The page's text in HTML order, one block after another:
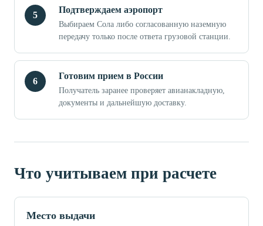
Подтверждаем аэропорт
Выбираем Сола либо согласованную наземную
передачу только после ответа грузовой станции.
Готовим прием в России
Получатель заранее проверяет авианакладную,
документы и дальнейшую доставку.
Что учитываем при расчете
Место выдачи